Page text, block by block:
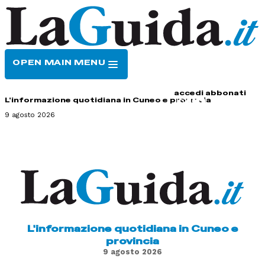
OPEN MAIN MENU
accedi abbonati
L'informazione quotidiana in Cuneo e provincia
9 agosto 2026
L'informazione quotidiana in Cuneo e
provincia
9 agosto 2026